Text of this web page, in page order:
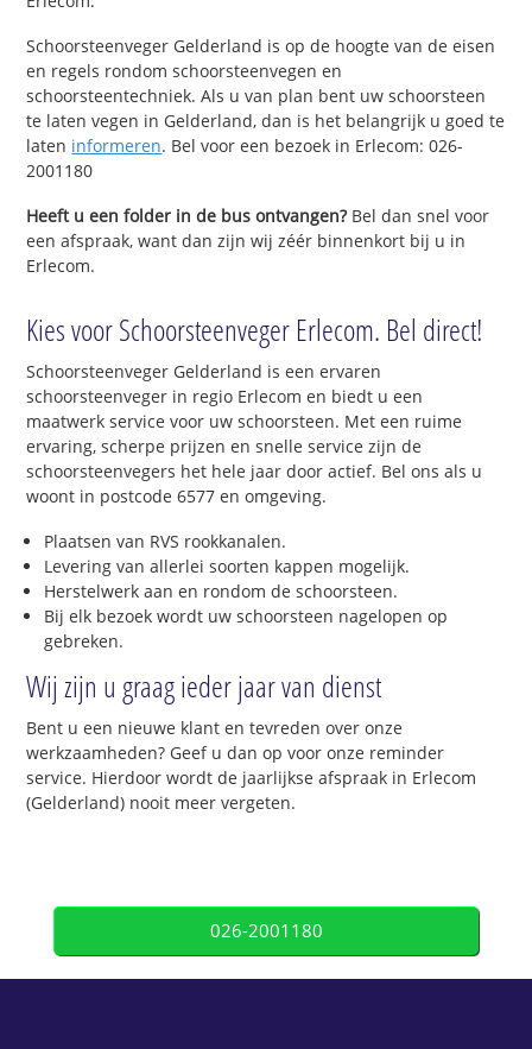
Schoorsteenveger Gelderland is op de hoogte van de eisen
en regels rondom schoorsteenvegen en
schoorsteentechniek. Als u van plan bent uw schoorsteen
te laten vegen in Gelderland, dan is het belangrijk u goed te
laten informeren. Bel voor een bezoek in Erlecom: 026-
2001180
Heeft u een folder in de bus ontvangen?Bel dan snel voor
een afspraak, want dan zijn wij zéér binnenkort bij u in
Erlecom.
Kies voor Schoorsteenveger Erlecom. Bel direct!
Schoorsteenveger Gelderland is een ervaren
schoorsteenveger in regio Erlecom en biedt u een
maatwerk service voor uw schoorsteen. Met een ruime
ervaring, scherpe prijzen en snelle service zijn de
schoorsteenvegers het hele jaar door actief. Bel ons als u
woont in postcode 6577 en omgeving.
Plaatsen van RVS rookkanalen.
Levering van allerlei soorten kappen mogelijk.
Herstelwerk aan en rondom de schoorsteen.
Bij elk bezoek wordt uw schoorsteen nagelopen op
gebreken.
Wij zijn u graag ieder jaar van dienst
Bent u een nieuwe klant en tevreden over onze
werkzaamheden? Geef u dan op voor onze reminder
service. Hierdoor wordt de jaarlijkse afspraak in Erlecom
(Gelderland) nooit meer vergeten.
026-2001180